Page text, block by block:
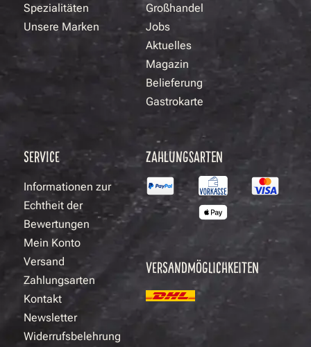
Spezialitäten
Unsere Marken
Großhandel
Jobs
Aktuelles
Magazin
Belieferung
Gastrokarte
SERVICE
Informationen zur
Echtheit der
Bewertungen
Mein Konto
Versand
Zahlungsarten
Kontakt
Newsletter
Widerrufsbelehrung
ZAHLUNGSARTEN
VERSANDMÖGLICHKEITEN